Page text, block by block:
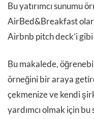
Bu yatırımcı sunumu
AirBed&Breakfast
Airbnb pitch deck’i
Bu makalede,
örneğini bir araya
çekmenize ve kendi
yardımcı olmak için